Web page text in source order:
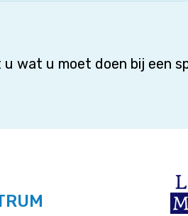
u wat u moet doen bij een